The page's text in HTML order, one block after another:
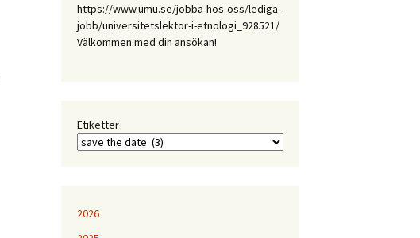
på
samtida
https://www.umu.se/jobba-hos-oss/lediga-
jobb/universitetslektor-i-etnologi_928521/
Välkommen med din ansökan!
Etiketter
2026